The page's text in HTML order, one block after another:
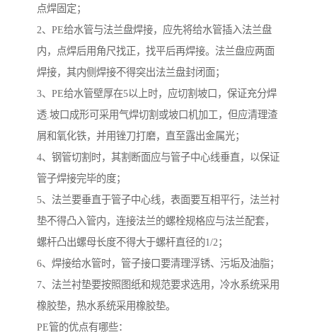
点焊固定；
2、PE给水管与法兰盘焊接，应先将给水管插入法兰盘
内，点焊后用角尺找正，找平后再焊接。法兰盘应两面
焊接，其内侧焊接不得突出法兰盘封闭面；
3、PE给水管壁厚在5以上时，应切割坡口，保证充分焊
透.坡口成形可采用气焊切割或坡口机加工，但应清理渣
屑和氧化铁，并用锉刀打磨，直至露出金属光；
4、钢管切割时，其割断面应与管子中心线垂直，以保证
管子焊接完毕的度；
5、法兰要垂直于管子中心线，表面要互相平行，法兰衬
垫不得凸入管内，连接法兰的螺栓规格应与法兰配套，
螺杆凸出螺母长度不得大于螺杆直径的1/2；
6、焊接给水管时，管子接口要清理浮锈、污垢及油脂；
7、法兰衬垫要按照图纸和规范要求选用，冷水系统采用
橡胶垫，热水系统采用橡胶垫。
PE管的优点有哪些：